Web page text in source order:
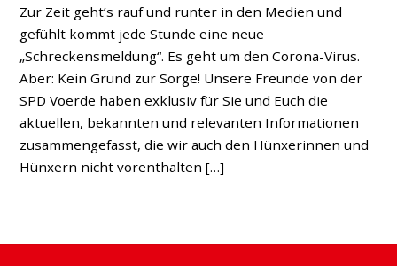
Zur Zeit geht’s rauf und runter in den Medien und
gefühlt kommt jede Stunde eine neue
„Schreckensmeldung“. Es geht um den Corona-Virus.
Aber: Kein Grund zur Sorge! Unsere Freunde von der
SPD Voerde haben exklusiv für Sie und Euch die
aktuellen, bekannten und relevanten Informationen
zusammengefasst, die wir auch den Hünxerinnen und
Hünxern nicht vorenthalten […]